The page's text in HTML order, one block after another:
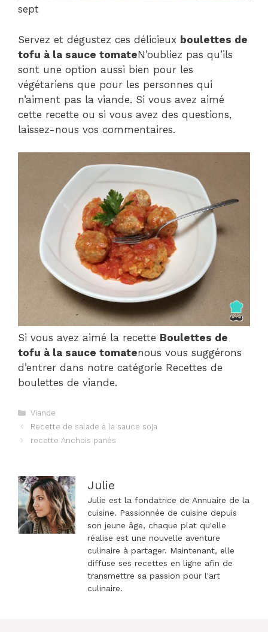
sept
Servez et dégustez ces délicieux boulettes de
tofu à la sauce tomateN’oubliez pas qu’ils
sont une option aussi bien pour les
végétariens que pour les personnes qui
n’aiment pas la viande. Si vous avez aimé
cette recette ou si vous avez des questions,
laissez-nous vos commentaires.
Si vous avez aimé la recette Boulettes de
tofu à la sauce tomatenous vous suggérons
d’entrer dans notre catégorie Recettes de
boulettes de viande.
Catégories
Viande
Navigation
Recette de salade à la sauce soja
recette Anchois panés
Julie
Julie est la fondatrice de Annuaire de la
cuisine. Passionnée de cuisine depuis
son jeune âge, chaque plat qu'elle
réalise est une nouvelle aventure
culinaire à partager. Maintenant, elle
diffuse ses recettes en ligne afin de
transmettre sa passion pour l'art
culinaire.